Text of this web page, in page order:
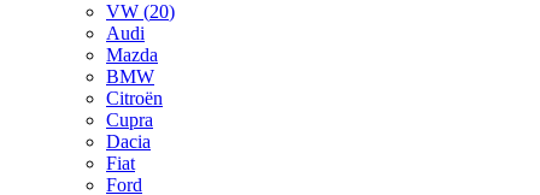
VW (20)
Audi
Mazda
BMW
Citroën
Cupra
Dacia
Fiat
Ford